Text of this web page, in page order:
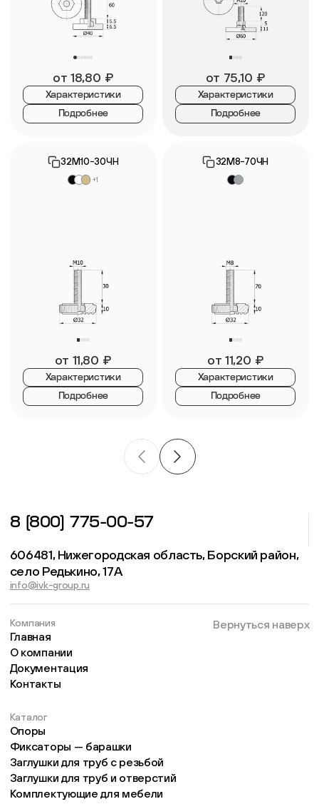
от 18,80 ₽
Характеристики
Подробнее
от 75,10 ₽
Характеристики
Подробнее
32М10-30ЧН
+1
от 11,80 ₽
Характеристики
Подробнее
32М8-70ЧН
от 11,20 ₽
Характеристики
Подробнее
8 (800) 775-00-57
606481, Нижегородская область, Борский район,
село Редькино, 17А
info@ivk-group.ru
Компания
Главная
О компании
Документация
Контакты
Каталог
Опоры
Фиксаторы — барашки
Заглушки для труб с резьбой
Заглушки для труб и отверстий
Комплектующие для мебели
Вернуться наверх